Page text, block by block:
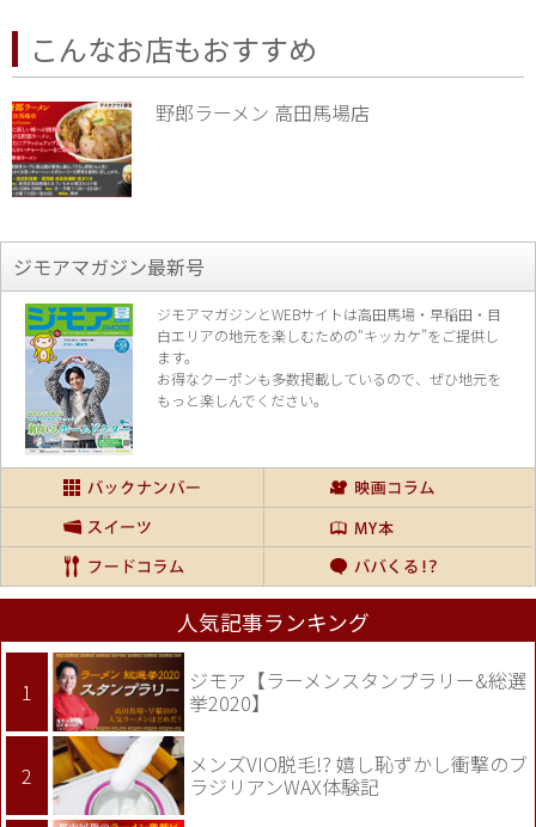
こんなお店もおすすめ
野郎ラーメン 高田馬場店
ジモアマガジン最新号
ジモアマガジンとWEBサイトは高田馬場・早稲田・目
白エリアの地元を楽しむための“キッカケ”をご提供し
ます。
お得なクーポンも多数掲載しているので、 ぜひ地元を
もっと楽しんでください。
人気記事ランキング
ジモア【ラーメンスタンプラリー&総選
挙2020】
メンズVIO脱毛!? 嬉し恥ずかし衝撃のブ
ラジリアンWAX体験記